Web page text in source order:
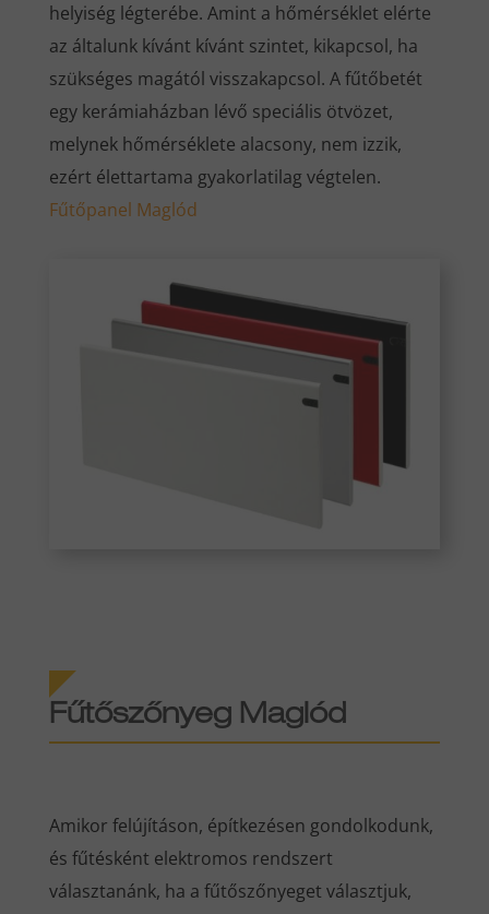
helyiség légterébe. Amint a hőmérséklet elérte
az általunk kívánt kívánt szintet, kikapcsol, ha
szükséges magától visszakapcsol. A fűtőbetét
egy kerámiaházban lévő speciális ötvözet,
melynek hőmérséklete alacsony, nem izzik,
ezért élettartama gyakorlatilag végtelen.
Fűtőpanel Maglód
Fűtőszőnyeg Maglód
Amikor felújításon, építkezésen gondolkodunk,
és fűtésként elektromos rendszert
választanánk, ha a fűtőszőnyeget választjuk,